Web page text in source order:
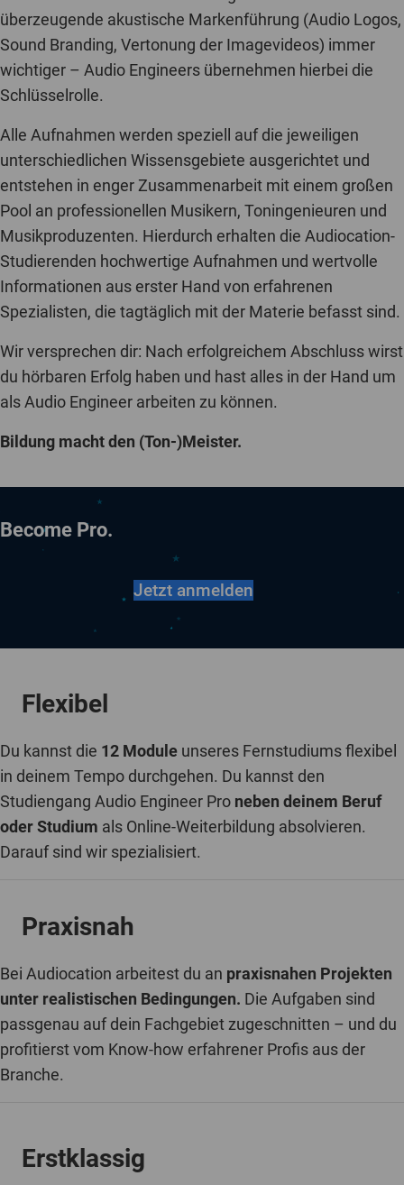
überzeugende akustische Markenführung (Audio Logos,
Sound Branding, Vertonung der Imagevideos) immer
wichtiger – Audio Engineers übernehmen hierbei die
Schlüsselrolle.
Alle Aufnahmen werden speziell auf die jeweiligen
unterschiedlichen Wissensgebiete ausgerichtet und
entstehen in enger Zusammenarbeit mit einem großen
Pool an professionellen Musikern, Toningenieuren und
Musikproduzenten. Hierdurch erhalten die Audiocation-
Studierenden hochwertige Aufnahmen und wertvolle
Informationen aus erster Hand von erfahrenen
Spezialisten, die tagtäglich mit der Materie befasst sind.
Wir versprechen dir: Nach erfolgreichem Abschluss wirst
du hörbaren Erfolg haben und hast alles in der Hand um
als Audio Engineer arbeiten zu können.
Bildung macht den (Ton-)Meister.
Become Pro.
Jetzt anmelden
Flexibel
Du kannst die 12 Module unseres Fernstudiums flexibel
in deinem Tempo durchgehen. Du kannst den
Studiengang Audio Engineer Pro neben deinem Beruf
oder Studium als Online-Weiterbildung absolvieren.
Darauf sind wir spezialisiert.
Praxisnah
Bei Audiocation arbeitest du an praxisnahen Projekten
unter realistischen Bedingungen. Die Aufgaben sind
passgenau auf dein Fachgebiet zugeschnitten – und du
profitierst vom Know-how erfahrener Profis aus der
Branche.
Erstklassig